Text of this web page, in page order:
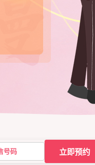
立即预约